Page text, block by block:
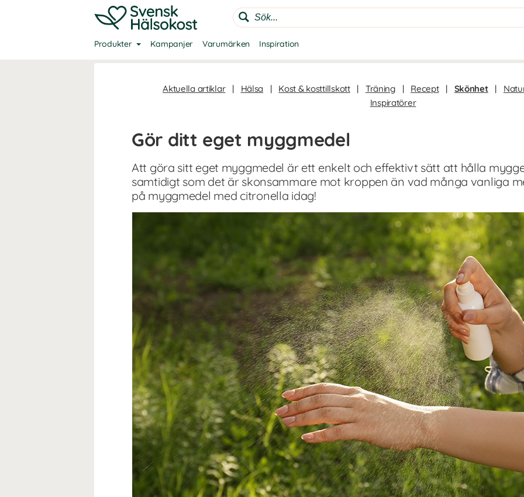
Produkter Kampanjer Varumärken Inspiration
Aktuella artiklar | Hälsa | Kost & kosttillskott | Träning | Recept | Skönhet |
Inspiratörer
Gör ditt eget myggmedel
Att göra sitt eget myggmedel är ett enkelt och effektivt sätt att hålla
samtidigt som det är skonsammare mot kroppen än vad många vanliga
på myggmedel med citronella idag!